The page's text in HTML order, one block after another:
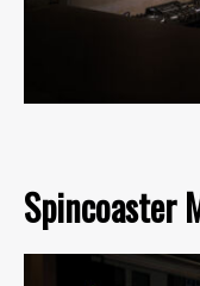
Spincoaster